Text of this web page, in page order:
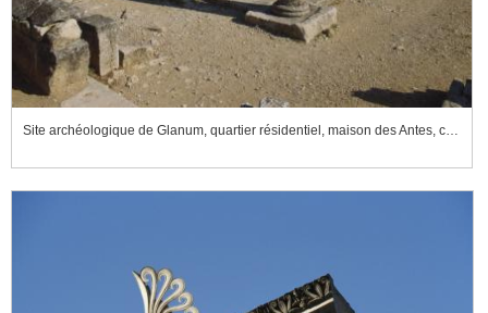
Site archéologique de Glanum, quartier résidentiel, maison des Antes, cour à péristyle et citerne